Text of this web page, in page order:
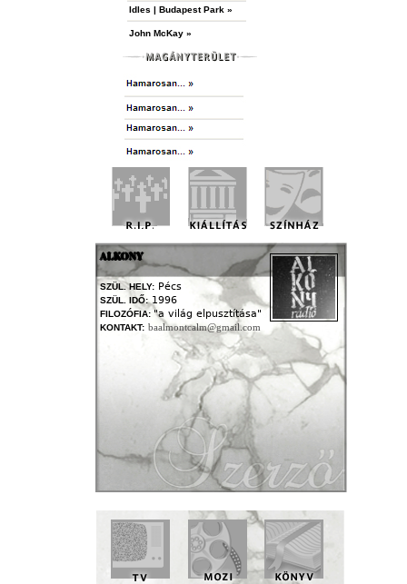
Idles | Budapest Park »
John McKay »
ALKONY
SZÜL. HELY: Pécs
SZÜL. IDŐ: 1996
FILOZÓFIA: "a világ elpusztítása"
KONTAKT: baalmontcalm@gmail.com